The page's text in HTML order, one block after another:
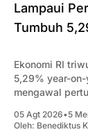
Lampaui
Tumbuh
Ekonomi RI
5,29% year-
mengawal
05 Agt 2026•5
Oleh: Benediktus